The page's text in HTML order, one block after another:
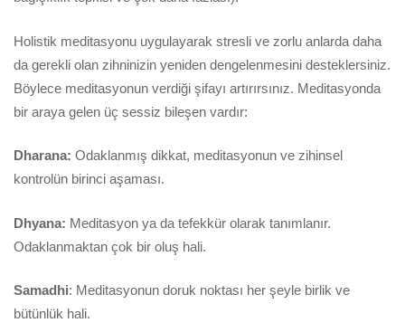
Holistik meditasyonu uygulayarak stresli ve zorlu anlarda daha
da gerekli olan zihninizin yeniden dengelenmesini desteklersiniz.
Böylece meditasyonun verdiği şifayı artırırsınız. Meditasyonda
bir araya gelen üç sessiz bileşen vardır:
Dharana: Odaklanmış dikkat, meditasyonun ve zihinsel
kontrolün birinci aşaması.
Dhyana: Meditasyon ya da tefekkür olarak tanımlanır.
Odaklanmaktan çok bir oluş hali.
Samadhi: Meditasyonun doruk noktası her şeyle birlik ve
bütünlük hali.